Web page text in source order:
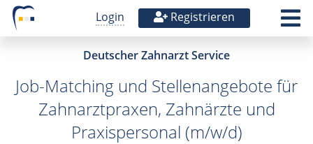
Login Registrieren
Deutscher Zahnarzt Service
Job-Matching und Stellenangebote für
Zahnarztpraxen, Zahnärzte und
Praxispersonal (m/w/d)